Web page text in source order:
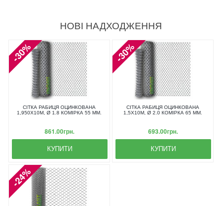
НОВІ НАДХОДЖЕННЯ
-30%
СІТКА РАБИЦЯ ОЦИНКОВАНА
1,950X10М, Ø 1.8 КОМІРКА 55 ММ.
861.00грн.
КУПИТИ
-30%
СІТКА РАБИЦЯ ОЦИНКОВАНА
1,5X10М, Ø 2.0 КОМІРКА 65 ММ.
693.00грн.
КУПИТИ
-24%